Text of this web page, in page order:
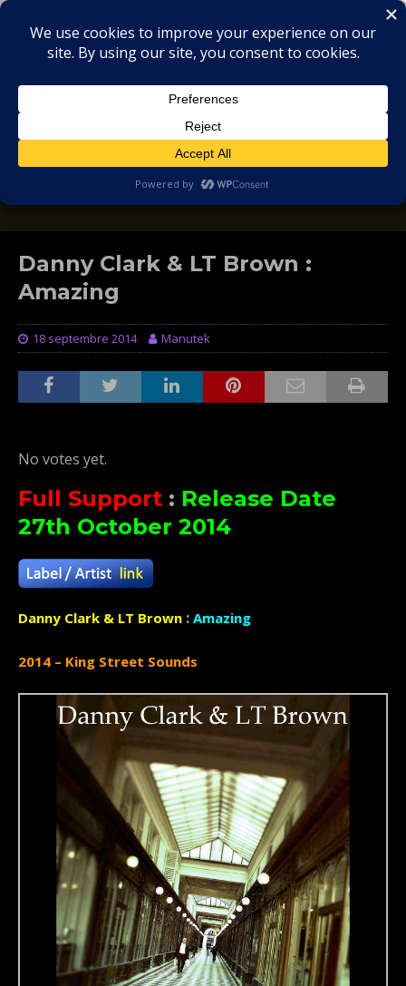
MIX
COLLECTORS
SOULFUL, DEEP HOUSE & GARAGE - MUSIC
Danny Clark & LT Brown :
Amazing
18 septembre 2014 Manutek
No votes yet.
Full Support : Release Date
27th October 2014
Danny Clark & LT Brown : Amazing
2014 – King Street Sounds